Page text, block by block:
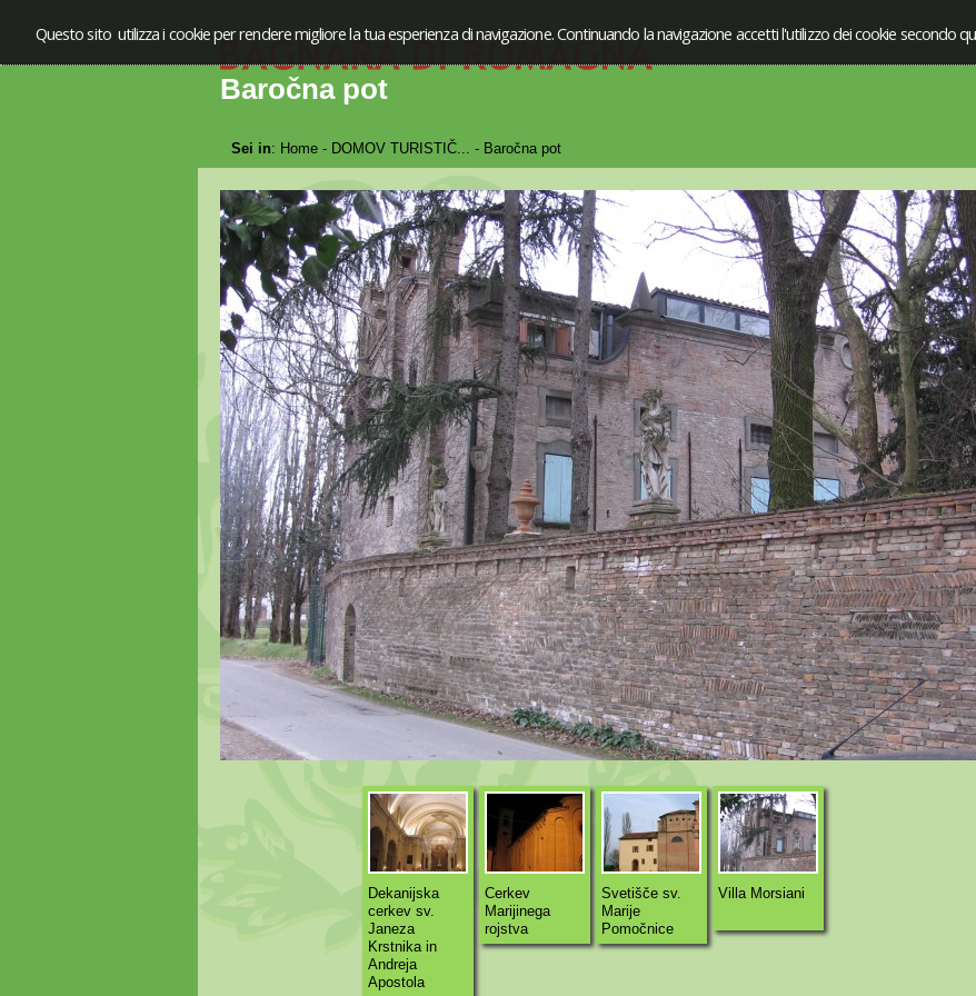
Questo sito utilizza i cookie per rendere migliore la tua esperienza di navigazione. Continuando la navigazione accetti l'utilizzo dei cookie secondo
Baročna pot
Sei in: Home - DOMOV TURISTIČ... -Baročna pot
Dekanijska
cerkev sv.
Janeza
Krstnika in
Andreja
Apostola
Cerkev
Marijinega
rojstva
Svetišče sv.
Marije
Pomočnice
Villa Morsiani